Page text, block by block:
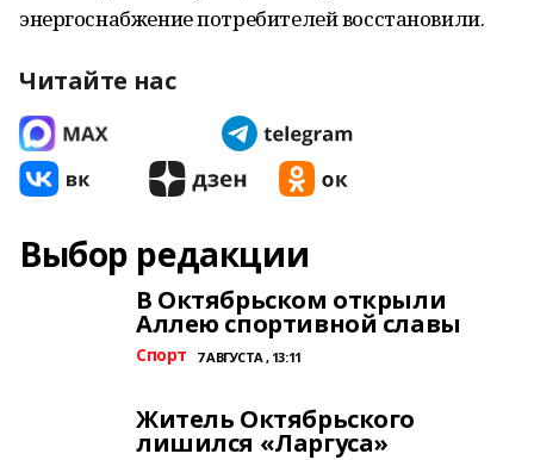
энергоснабжение потребителей восстановили.
Читайте нас
Выбор редакции
В Октябрьском открыли
Аллею спортивной славы
Спорт 7 АВГУСТА , 13:11
Житель Октябрьского
лишился «Ларгуса»